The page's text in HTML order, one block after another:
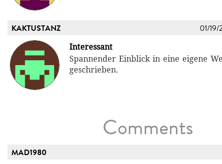
KAKTUSTANZ 01/19/
Interessant
Spannender Einblick in eine eigene
geschrieben.
Comments
MAD1980